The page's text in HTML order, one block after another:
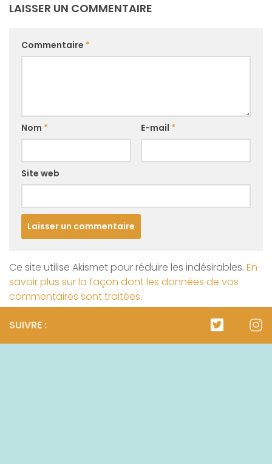
LAISSER UN COMMENTAIRE
Commentaire *
Nom * E-mail *
Site web
Ce site utilise Akismet pour réduire les indésirables. En
savoir plus sur la façon dont les données de vos
commentaires sont traitées.
SUIVRE :